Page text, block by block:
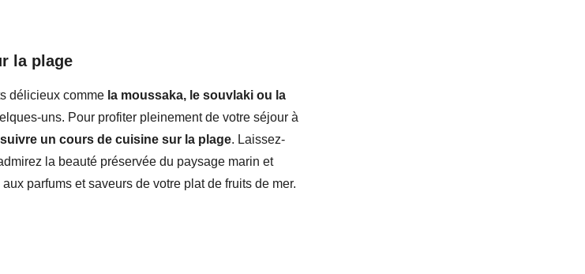
la plage
délicieux comme la moussaka, le souvlaki ou la
uns. Pour profiter pleinement de votre séjour à
suivre un cours de cuisine sur la plage. Laissez-
la beauté préservée du paysage marin et
parfums et saveurs de votre plat de fruits de mer.